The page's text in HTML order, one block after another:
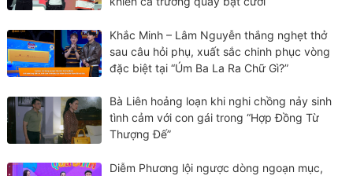
Khắc Minh – Lâm Nguyễn thắng nghẹt thở
sau câu hỏi phụ, xuất sắc chinh phục vòng
đặc biệt tại “Úm Ba La Ra Chữ Gì?”
Bà Liên hoảng loạn khi nghi chồng nảy sinh
tình cảm với con gái trong “Hợp Đồng Từ
Thượng Đế”
Diễm Phương lội ngược dòng ngoạn mục,